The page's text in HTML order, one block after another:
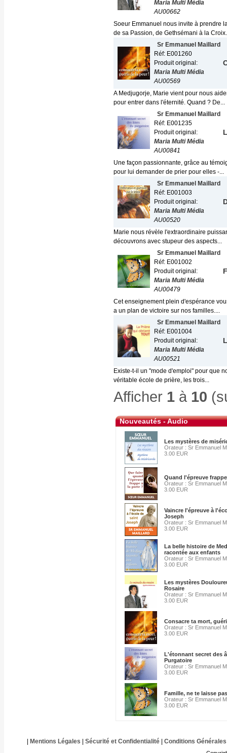
Maria Multi Média
AU00662
Soeur Emmanuel nous invite à prendre
de sa Passion, de Gethsémani à la
Sr Emmanuel Maillard
Réf: E001260
Produit original:
Maria Multi Média
AU00569
A Medjugorje, Marie vient pour nous
pour entrer dans l'éternité. Quand ? De...
Sr Emmanuel Maillard
Réf: E001235
Produit original:
Maria Multi Média
AU00841
Une façon passionnante, grâce au
pour lui demander de prier pour elles -...
Sr Emmanuel Maillard
Réf: E001003
Produit original:
Maria Multi Média
AU00520
Marie nous révèle l'extraordinaire
découvrons avec stupeur des aspects...
Sr Emmanuel Maillard
Réf: E001002
Produit original:
Maria Multi Média
AU00479
Cet enseignement plein d'espérance
a un plan de victoire sur nos familles....
Sr Emmanuel Maillard
Réf: E001004
Produit original:
Maria Multi Média
AU00521
Existe-t-il un "mode d'emploi" pour que
véritable école de prière, les trois...
Afficher 1 à 10
Nouveautés - Audio
Les mystères de
Orateur : Sr Emmanuel
3.00 EUR
Quand l'épreuve
Orateur : Sr Emmanuel
3.00 EUR
Vaincre l'épreuve à
Joseph
Orateur : Sr Emmanuel
3.00 EUR
La belle histoire de
racontée aux enfants
Orateur : Sr Emmanuel
3.00 EUR
Les mystères
Rosaire
Orateur : Sr Emmanuel
3.00 EUR
Consacre ta mort,
Orateur : Sr Emmanuel
3.00 EUR
L'étonnant secret des
Purgatoire
Orateur : Sr Emmanuel
3.00 EUR
Famille, ne te laisse
Orateur : Sr Emmanuel
3.00 EUR
Mentions Légales Sécurité et Confidentialité| Conditions Générales